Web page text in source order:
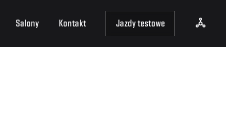
Salony Kontakt Jazdy testowe